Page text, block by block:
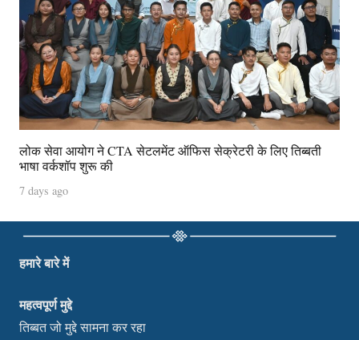
लोक सेवा आयोग ने CTA सेटलमेंट ऑफिस सेक्रेटरी के लिए तिब्बती
भाषा वर्कशॉप शुरू की
7 days ago
हमारे बारे में
महत्वपूर्ण मुद्दे
तिब्बत जो मुद्दे सामना कर रहा